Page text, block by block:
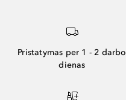
Pristatymas per 1 - 2 darbo
dienas